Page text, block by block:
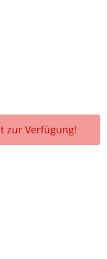
zur Verfügung!